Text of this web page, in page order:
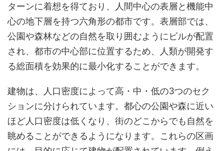
ターンに着想を得ており、人間中心の表層と機能中
心の地下層を持つ六角形の都市です。表層部では、
公園や森林などの自然を取り囲むようにビルが配置
され、都市の中心部に位置するため、人類が開発す
る総面積を効果的に最小化することができます。
建物は、人口密度によって高・中・低の3つのセク
ションに分けられています。都心の公園や森に近い
ほど人口密度は低くなり、街のどこからでも自然を
眺めることができるようになります。これらの区画